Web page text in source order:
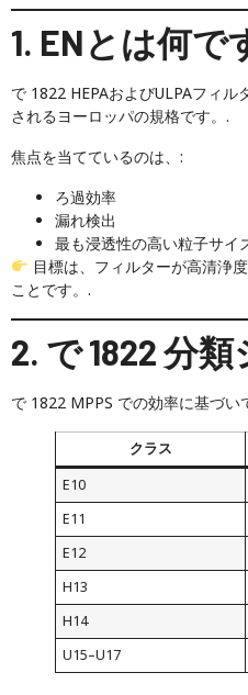
1. ENとは何で
で 1822 HEPAおよびULPAフィ
されるヨーロッパの規格です。.
焦点を当てているのは、:
ろ過効率
漏れ検出
最も浸透性の高い粒子サイ
目標は、フィルターが高清浄
ことです。.
2. で 1822 分
で 1822 MPPS での効率に基づい
クラス
E10
E11
E12
H13
H14
U15–U17